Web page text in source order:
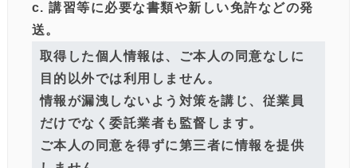
c. 講習等に必要な書類や新しい免許などの発
送。
取得した個人情報は、ご本人の同意なしに
目的以外では利用しません。
情報が漏洩しないよう対策を講じ、従業員
だけでなく委託業者も監督します。
ご本人の同意を得ずに第三者に情報を提供